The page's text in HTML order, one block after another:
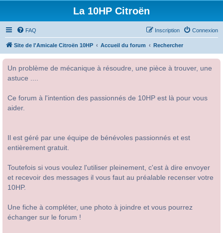
La 10HP Citroën
FAQ Connexion
Inscription
Site de l'Amicale Citroën 10HP Accueil du forum Rechercher
Un problème de mécanique à résoudre, une pièce à trouver, une
astuce ....
Ce forum à l'intention des passionnés de 10HP est là pour vous
aider.
Il est géré par une équipe de bénévoles passionnés et est
entièrement gratuit.
Toutefois si vous voulez l'utiliser pleinement, c'est à dire envoyer
et recevoir des messages il vous faut au préalable recenser votre
10HP.
Une fiche à compléter, une photo à joindre et vous pourrez
échanger sur le forum !